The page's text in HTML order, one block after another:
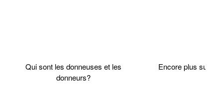
Qui sont les donneuses et les
donneurs?
Encore plus sur le